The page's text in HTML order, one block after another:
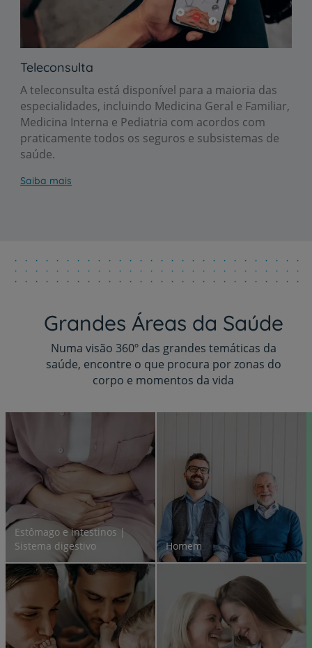
Teleconsulta
A teleconsulta está disponível para a maioria das
especialidades, incluindo Medicina Geral e Familiar,
Medicina Interna e Pediatria com acordos com
praticamente todos os seguros e subsistemas de
saúde.
Saiba mais
Grandes Áreas da Saúde
Numa visão 360º das grandes temáticas da
saúde, encontre o que procura por zonas do
corpo e momentos da vida
Estômago e intestinos |
Sistema digestivo
Homem